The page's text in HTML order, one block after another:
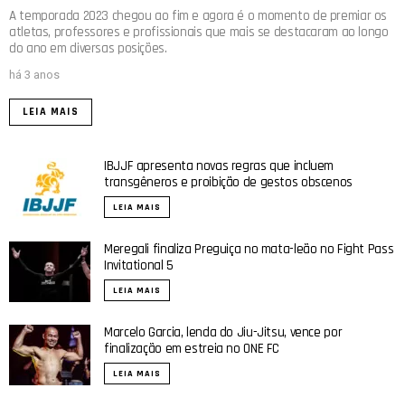
A temporada 2023 chegou ao fim e agora é o momento de premiar os
atletas, professores e profissionais que mais se destacaram ao longo
do ano em diversas posições.
há 3 anos
LEIA MAIS
IBJJF apresenta novas regras que incluem
transgêneros e proibição de gestos obscenos
LEIA MAIS
Meregali finaliza Preguiça no mata-leão no Fight Pass
Invitational 5
LEIA MAIS
Marcelo Garcia, lenda do Jiu-Jitsu, vence por
finalização em estreia no ONE FC
LEIA MAIS